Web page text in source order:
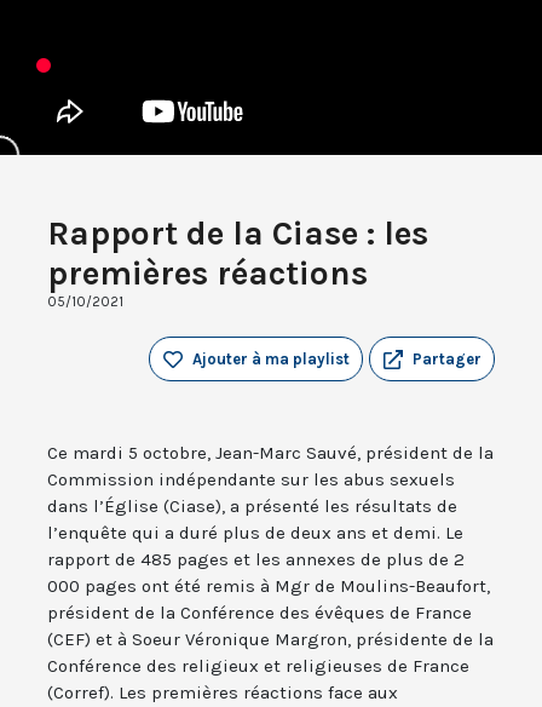
Rapport de la Ciase : les
premières réactions
05/10/2021
Partager
Ajouter à ma playlist
Ce mardi 5 octobre, Jean-Marc Sauvé, président de la
Commission indépendante sur les abus sexuels
dans l’Église (Ciase), a présenté les résultats de
l’enquête qui a duré plus de deux ans et demi. Le
rapport de 485 pages et les annexes de plus de 2
000 pages ont été remis à Mgr de Moulins-Beaufort,
président de la Conférence des évêques de France
(CEF) et à Soeur Véronique Margron, présidente de la
Conférence des religieux et religieuses de France
(Corref). Les premières réactions face aux